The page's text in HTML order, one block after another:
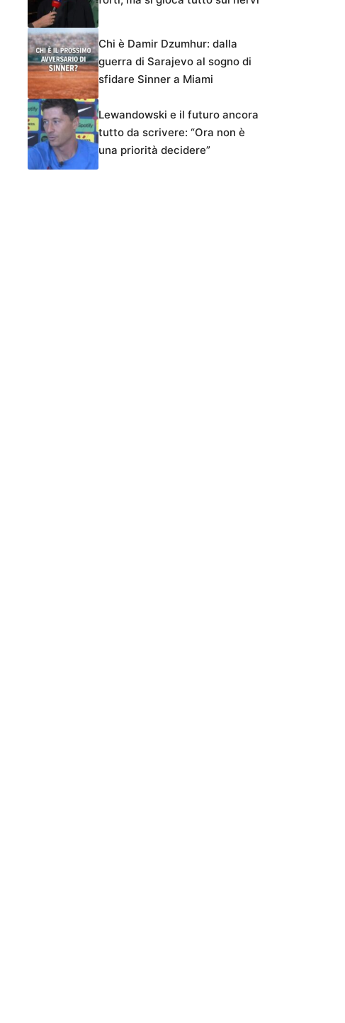
Chi è Damir Dzumhur: dalla
guerra di Sarajevo al sogno di
sfidare Sinner a Miami
Lewandowski e il futuro ancora
tutto da scrivere: “Ora non è
una priorità decidere”